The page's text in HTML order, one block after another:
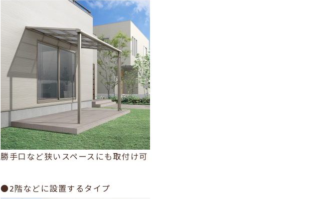
勝手口など狭いスペースにも取付け可
●2階などに設置するタイプ